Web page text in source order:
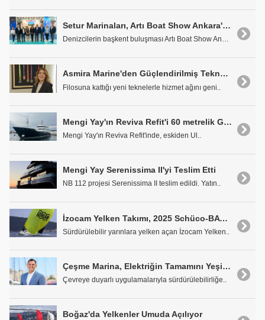
Setur Marinaları, Artı Boat Show Ankara'da Yer Aldı
Denizcilerin başkent buluşması Artı Boat Show Anka..
Asmira Marine'den Güçlendirilmiş Tekne Kiralama Ağı
Filosuna kattığı yeni teknelerle hizmet ağını geni..
Mengi Yay'ın Reviva Refit'i 60 metrelik Grand Rusalina'nın Kışlama ve Bakımını Gerçekleştirdi
Mengi Yay'ın Reviva Refit'inde, eskiden Ul..
Mengi Yay Serenissima II'yi Teslim Etti
NB 112 projesi Serenissima II teslim edildi. Yatın..
İzocam Yelken Takımı, 2025 Schüco-BAYK Kış Trofesi'nde İddiasını Sürdürüyor
Sürdürülebilir yarınlara yelken açan İzocam Yelken..
Çeşme Marina, Elektriğin Tamamını Yeşil Enerjiden Karşılayacak
Çevreye duyarlı uygulamalarıyla sürdürülebilirliğe..
Boğaz'da Yelkenler Umuda Açılıyor